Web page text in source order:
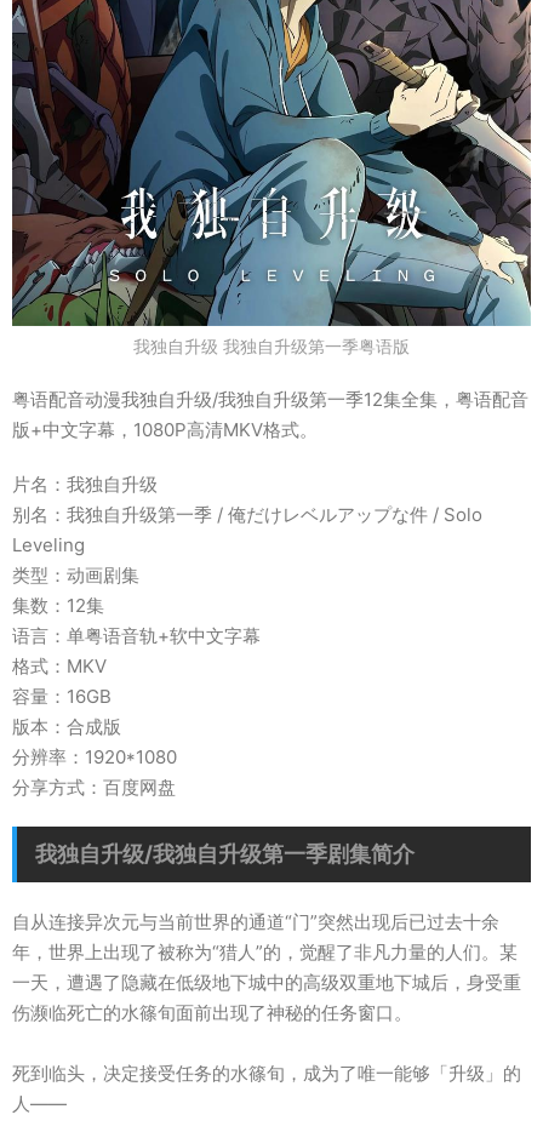
我独自升级 我独自升级第一季粤语版
粤语配音动漫我独自升级/我独自升级第一季12集全集，粤语配音
版+中文字幕，1080P高清MKV格式。
片名：我独自升级
别名：我独自升级第一季 / 俺だけレベルアップな件 / Solo
Leveling
类型：动画剧集
集数：12集
语言：单粤语音轨+软中文字幕
格式：MKV
容量：16GB
版本：合成版
分辨率：1920*1080
分享方式：百度网盘
我独自升级/我独自升级第一季剧集简介
自从连接异次元与当前世界的通道“门”突然出现后已过去十余
年，世界上出现了被称为“猎人”的，觉醒了非凡力量的人们。某
一天，遭遇了隐藏在低级地下城中的高级双重地下城后，身受重
伤濒临死亡的水篠旬面前出现了神秘的任务窗口。
死到临头，决定接受任务的水篠旬，成为了唯一能够「升级」的
人——